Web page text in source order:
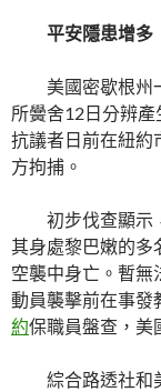
平安隱患增多
美國密歇根州
所黌舍12日分辨
抗議者日前在紐約
方拘捕。
初步伐查顯示
其身處黎巴嫩的多
空襲中身亡。暫無
動員襲擊前在事發
約保職員盤查，美
綜合路透社和